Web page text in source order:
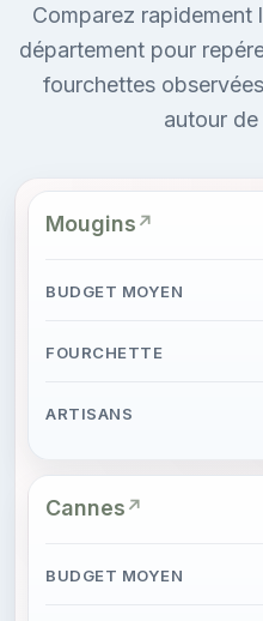
Comparez rapidement
département pour
fourchettes
autour
Mougins
Cannes